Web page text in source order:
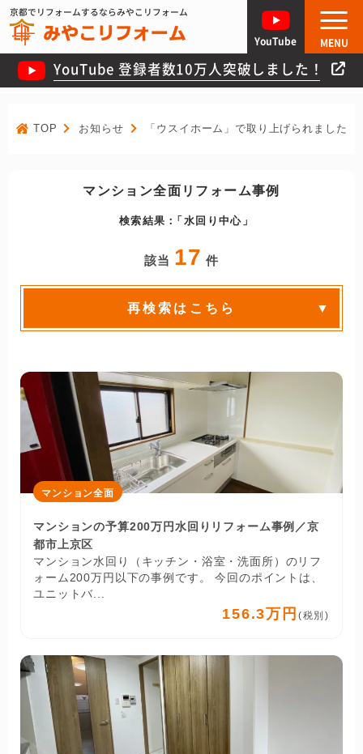
京都でリフォームするならみやこリフォーム
YouTube 登録者数10万人突破しました！
YouTube MENU
TOP お知らせ 「ウスイホーム」で取り上げられました！
マンション全面リフォーム事例
検索結果：水回り中心
該当 17 件
再検索はこちら
マンション全面
マンションの予算200万円水回りリフォーム事例／京
都市上京区
マンション水回り（キッチン・浴室・洗面所）のリフ
ォーム200万円以下の事例です。 今回のポイントは、
ユニットバ...
156.3万円 (税別)